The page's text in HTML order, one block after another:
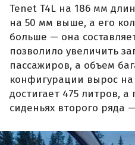
Tenet T4L на 186 мм
на 50 мм выше, а его
больше — она
позволило увеличить
пассажиров, а объем
конфигурации вырос на
достигает 475 литров,
сиденьях второго ряда